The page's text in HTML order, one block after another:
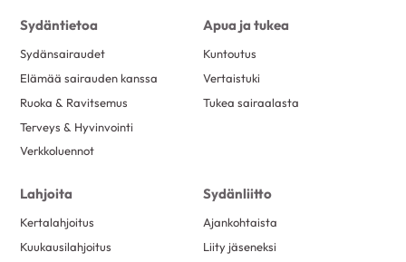
Sydäntietoa
Sydänsairaudet
Elämää sairauden kanssa
Ruoka & Ravitsemus
Terveys & Hyvinvointi
Verkkoluennot
Apua ja tukea
Kuntoutus
Vertaistuki
Tukea sairaalasta
Lahjoita
Kertalahjoitus
Kuukausilahjoitus
Sydänliitto
Ajankohtaista
Liity jäseneksi